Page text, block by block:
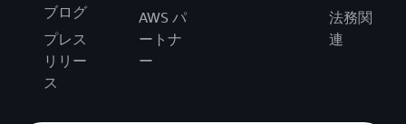
ブログ
プレス
リリー
ス
AWS パ
ートナ
ー
法務関
連